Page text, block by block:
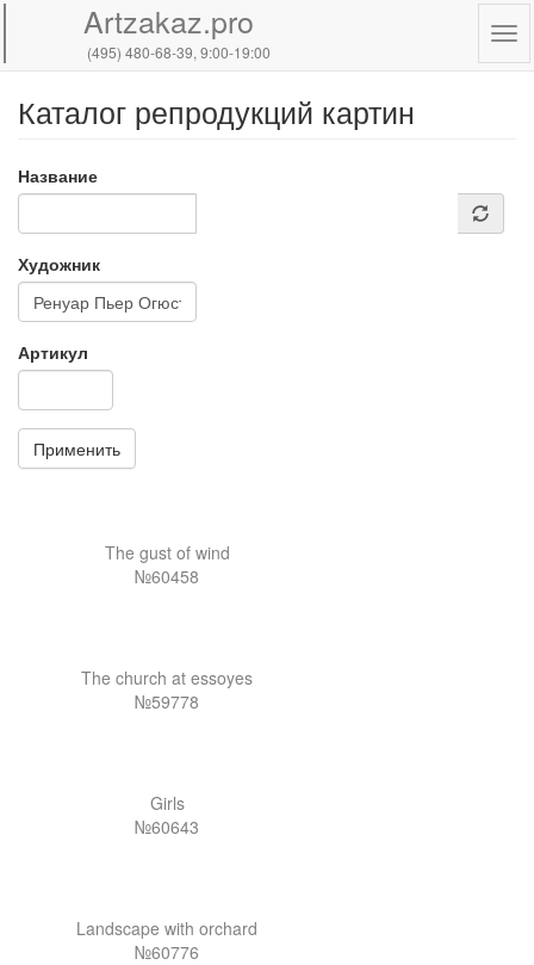
Перейти
содержанию
Artzakaz.pro
(495) 480-68-39, 9:00-19:00
Каталог репродукций картин
Название
Художник
Артикул
Применить
The gust of wind
№60458
The church at essoyes
№59778
Girls
№60643
Landscape with orchard
№60776